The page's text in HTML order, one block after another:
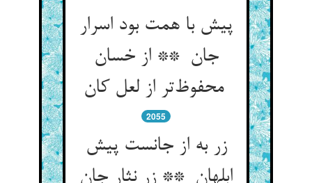
پیش با همت بود اسرار
جان ** از خسان
محفوظ‌تر از لعل کان
2055
زر به از جانست پیش
ابلهان ** زر نثار جان